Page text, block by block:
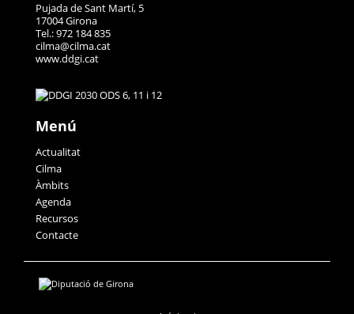
Pujada de Sant Martí, 5
17004 Girona
Tel.: 972 184 835
cilma@cilma.cat
www.ddgi.cat
Menú
Actualitat
Cilma
Àmbits
Agenda
Recursos
Contacte